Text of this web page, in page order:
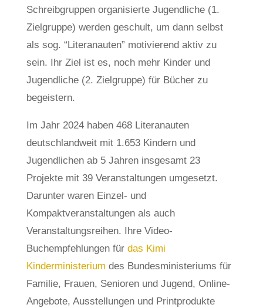
Schreibgruppen organisierte Jugendliche (1.
Zielgruppe) werden geschult, um dann selbst
als sog. “Literanauten” motivierend aktiv zu
sein. Ihr Ziel ist es, noch mehr Kinder und
Jugendliche (2. Zielgruppe) für Bücher zu
begeistern.
Im Jahr 2024 haben 468 Literanauten
deutschlandweit mit 1.653 Kindern und
Jugendlichen ab 5 Jahren insgesamt 23
Projekte mit 39 Veranstaltungen umgesetzt.
Darunter waren Einzel- und
Kompaktveranstaltungen als auch
Veranstaltungsreihen. Ihre Video-
Buchempfehlungen für das Kimi
Kinderministerium des Bundesministeriums für
Familie, Frauen, Senioren und Jugend, Online-
Angebote, Ausstellungen und Printprodukte